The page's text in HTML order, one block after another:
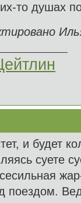
то душах
и будет
суете
поездом.